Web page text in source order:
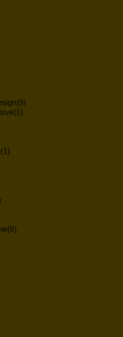
(9)
(1)
(1)
(6)